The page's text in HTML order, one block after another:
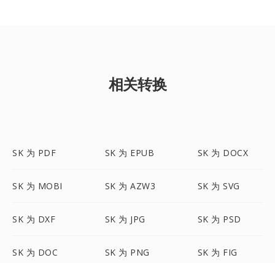
相关转换
SK 为 PDF SK 为 EPUB SK 为 DOCX
SK 为 MOBI SK 为 AZW3 SK 为 SVG
SK 为 DXF SK 为 JPG SK 为 PSD
SK 为 DOC SK 为 PNG SK 为 FIG